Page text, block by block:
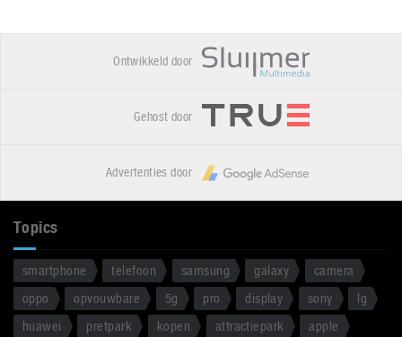
Ontwikkeld door
Gehost door
Advertenties door
Topics
smartphone telefoon samsung galaxy
camera
oppo
opvouwbare 5g pro display sony
lg
huawei
pretpark kopen attractiepark
apple